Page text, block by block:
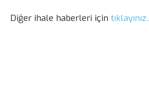
Diğer ihale haberleri için